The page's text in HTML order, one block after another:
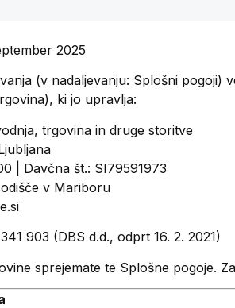
2025
(v nadaljevanju: Splošni
ki jo upravlja:
trgovina in druge storitve
| Davčna št.: SI79591973
v Mariboru
903 (DBS d.d., odprt 16. 2. 2021)
sprejemate te Splošne pogoje.